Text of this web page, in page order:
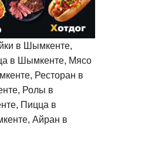
в Шымкенте,
в Шымкенте, Мясо
Ресторан в
Ролы в
Пицца в
Айран в